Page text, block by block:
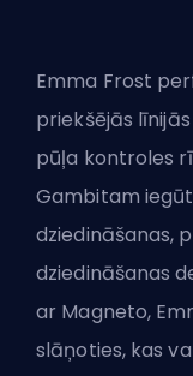
Emma Frost
priekšējās
pūļa kontroles
Gambitam
dziedināšanas,
dziedināšanas
ar Magneto,
slāņoties, kas